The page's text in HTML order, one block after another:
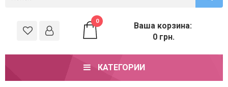
0
Ваша корзина:
0 грн.
КАТЕГОРИИ